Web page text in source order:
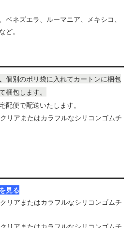
ベネズエラ、ルーマニア、メキシコ、
ど。
個別のポリ袋に入れてカートンに梱包
梱包します。
配便で配送いたします。
見る